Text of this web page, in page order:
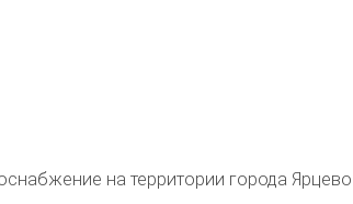
на территории города Ярцево